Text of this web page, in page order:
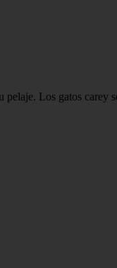
Los gatos carey